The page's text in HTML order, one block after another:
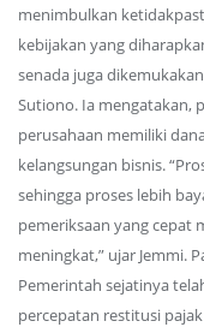
menimbulkan
kebijakan yang
senada juga
Sutiono. Ia mengatakan,
perusahaan memiliki
kelangsungan bisnis.
sehingga proses lebih
pemeriksaan yang cepat
meningkat,” ujar Jemmi.
Pemerintah sejatinya
percepatan restitusi